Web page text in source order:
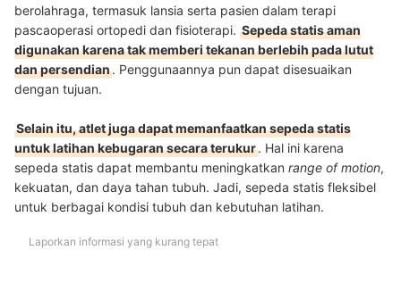
berolahraga, termasuk lansia serta pasien dalam terapi
pascaoperasi ortopedi dan fisioterapi. Sepeda statis aman
digunakan karena tak memberi tekanan berlebih pada lutut
dan persendian. Penggunaannya pun dapat disesuaikan
dengan tujuan.
Selain itu, atlet juga dapat memanfaatkan sepeda statis
untuk latihan kebugaran secara terukur. Hal ini karena
sepeda statis dapat membantu meningkatkan range of motion,
kekuatan, dan daya tahan tubuh. Jadi, sepeda statis fleksibel
untuk berbagai kondisi tubuh dan kebutuhan latihan.
Laporkan informasi yang kurang tepat